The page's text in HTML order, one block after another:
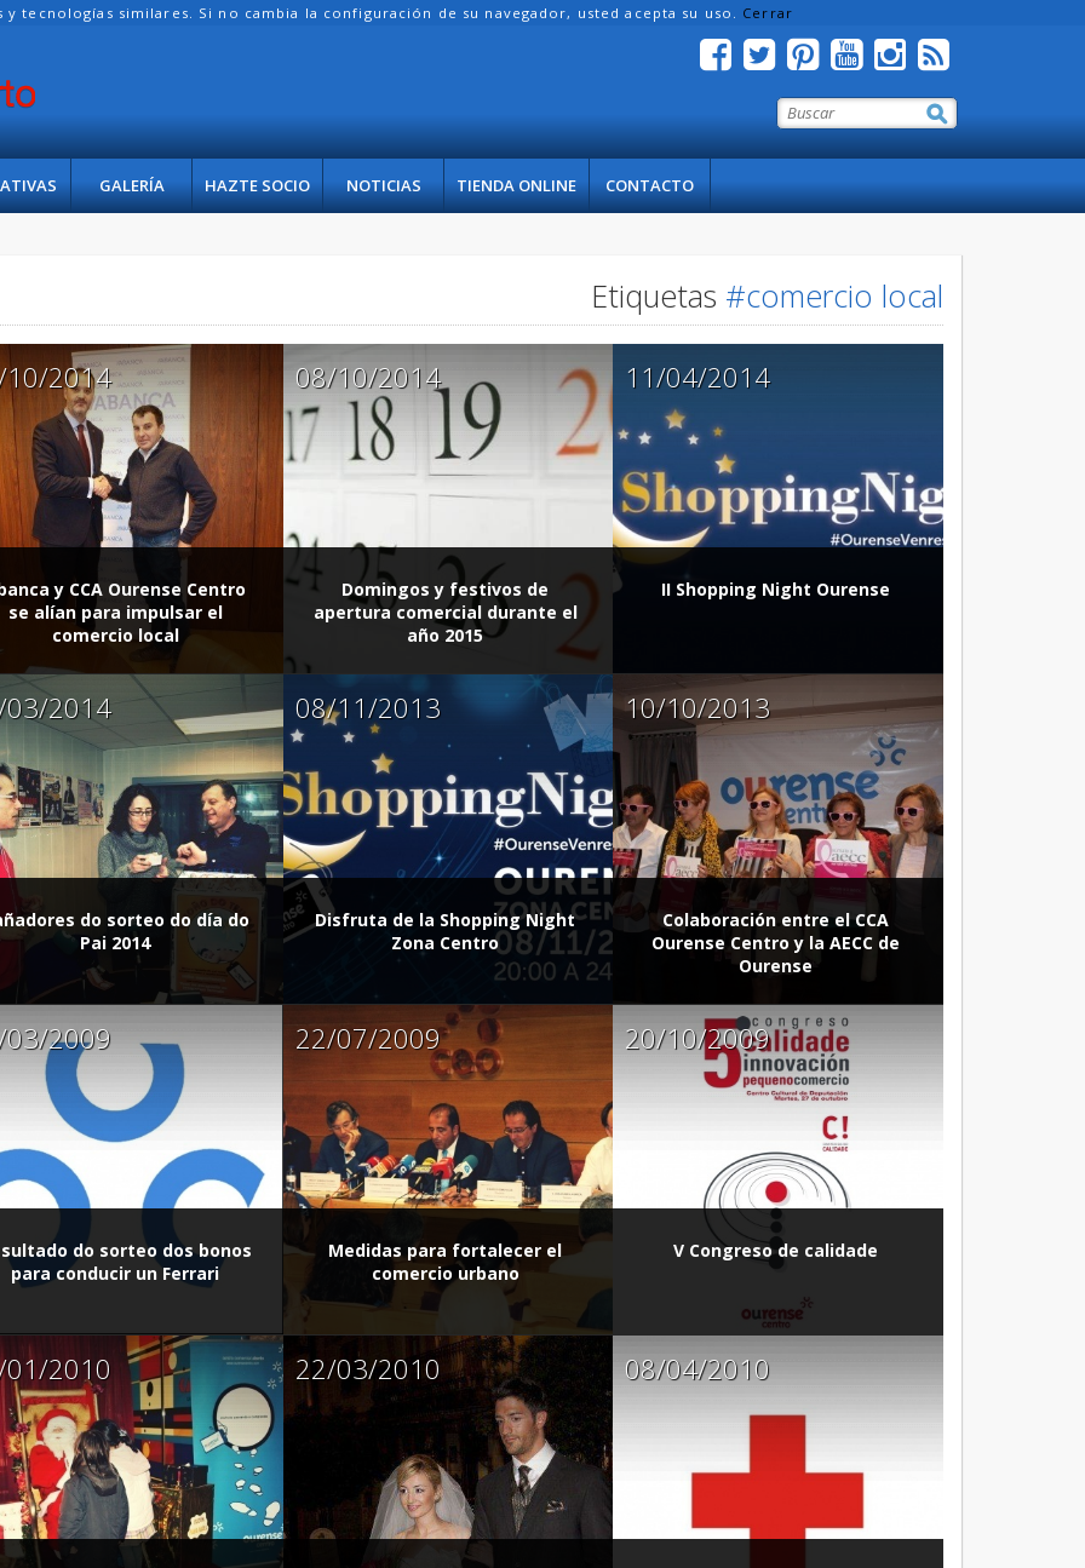
y tecnologías similares. Si no cambia la configuración de su navegador, usted acepta su uso. Cerrar
GALERÍA HAZTE SOCIO NOTICIAS TIENDA ONLINE CONTACTO
Etiquetas #comercio local
2014
y CCA Ourense Centro
se alían para impulsar el
comercio local
08/10/2014
Domingos y festivos de
apertura comercial durante el
año 2015
11/04/2014
II Shopping Night Ourense
2014
do sorteo do día do
Pai 2014
08/11/2013
Disfruta de la Shopping Night
Zona Centro
10/10/2013
Colaboración entre el CCA
Ourense Centro y la AECC de
Ourense
2009
do sorteo dos bonos
para conducir un Ferrari
22/07/2009
Medidas para fortalecer el
comercio urbano
20/10/2009
V Congreso de calidade
2010 22/03/2010 08/04/2010